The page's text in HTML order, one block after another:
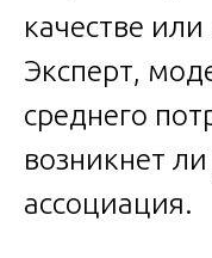
качестве
Эксперт,
среднего
возникнет
ассоциация.